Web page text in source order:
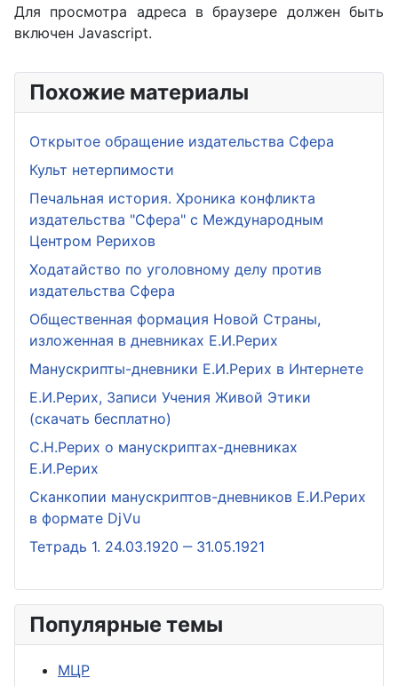
Для просмотра адреса в браузере должен быть
включен Javascript.
Похожие материалы
Открытое обращение издательства Сфера
Культ нетерпимости
Печальная история. Хроника конфликта
издательства "Сфера" с Международным
Центром Рерихов
Ходатайство по уголовному делу против
издательства Сфера
Общественная формация Новой Страны,
изложенная в дневниках Е.И.Рерих
Манускрипты-дневники Е.И.Рерих в Интернете
Е.И.Рерих, Записи Учения Живой Этики
(скачать бесплатно)
С.Н.Рерих о манускриптах-дневниках
Е.И.Рерих
Сканкопии манускриптов-дневников Е.И.Рерих
в формате DjVu
Тетрадь 1. 24.03.1920 ‒ 31.05.1921
Популярные темы
МЦР